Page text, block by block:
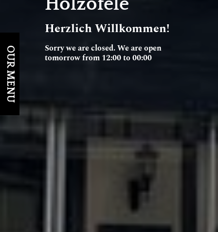
Herzlich Willkommen!
Sorry we are closed. We are open
tomorrow from 12:00 to 00:00
OUR MENU